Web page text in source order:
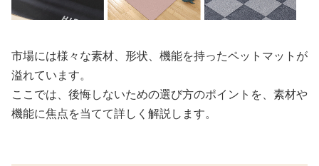
市場には様々な素材、形状、機能を持ったペットマットが
溢れています。
ここでは、後悔しないための選び方のポイントを、素材や
機能に焦点を当てて詳しく解説します。